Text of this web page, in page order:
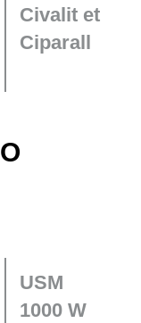
Civalit et
Ciparall
USM
1000 W